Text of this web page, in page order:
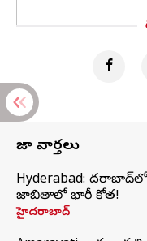
తాజా వార్తలు
Hyderabad: హైదరాబాద్‌లో
జాబితాలో భారీ కోత!
హైదరాబాద్